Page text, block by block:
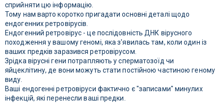
сприйняти цю інформацію.
Тому нам варто коротко пригадати основні деталі щодо
ендогенних ретровірусів.
Ендогенний ретровірус - це послідовність ДНК вірусного
походження у вашому геномі, яка з'явилась там, коли один із
ваших предків заразився ретровірусом.
Зрідка вірусні гени потрапляють у сперматозоїд чи
яйцеклітину, де вони можуть стати постійною частиною геному
виду.
Ваші ендогенні ретровіруси фактично є "записами" минулих
інфекцій, які перенесли ваші предки.